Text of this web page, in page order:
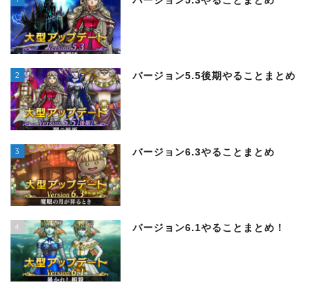
2 バージョン5.5後期やることまとめ
3 バージョン6.3やることまとめ
4 バージョン6.1やることまとめ！